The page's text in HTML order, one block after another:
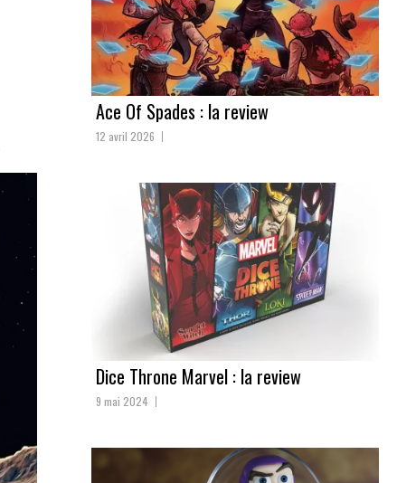
Ace Of Spades : la review
12 avril 2026
Dice Throne Marvel : la review
9 mai 2024